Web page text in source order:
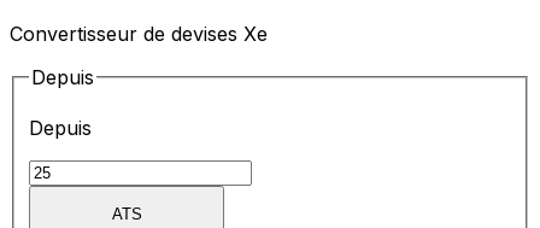
Convertisseur de devises Xe
Depuis
Depuis
ATS